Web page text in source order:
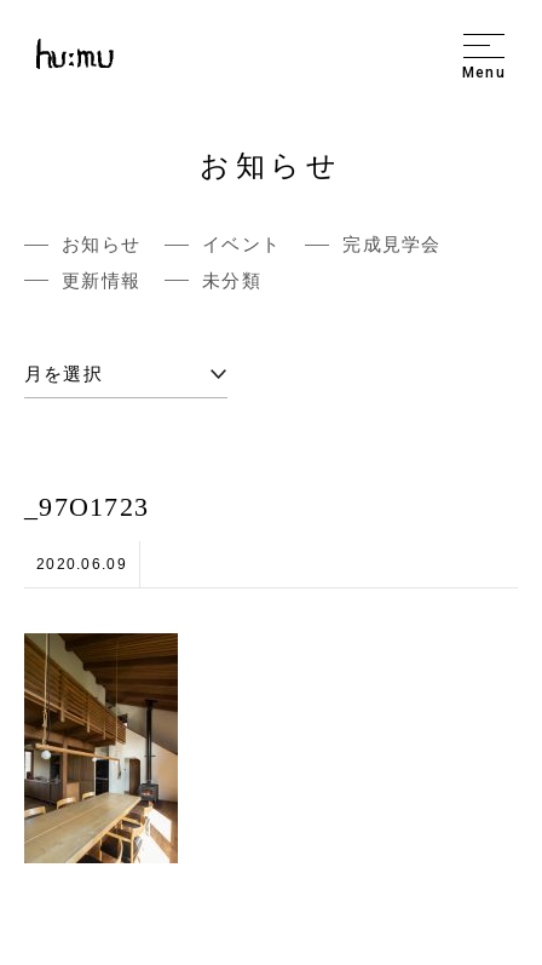
Menu
お知らせ
お知らせ イベント
完成見学会
更新情報
未分類
_97O1723
2020.06.09